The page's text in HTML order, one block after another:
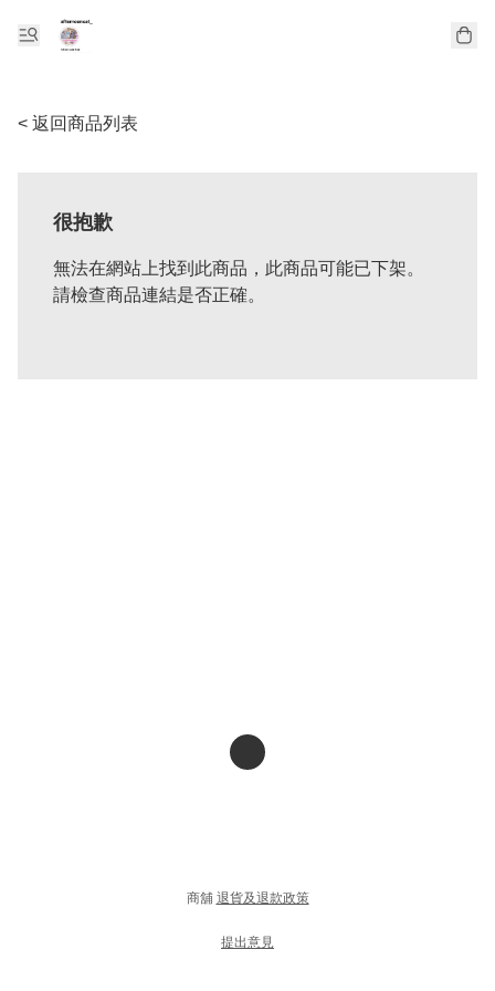
< 返回商品列表
很抱歉
無法在網站上找到此商品，此商品可能已下架。
請檢查商品連結是否正確。
商舖 退貨及退款政策
提出意見